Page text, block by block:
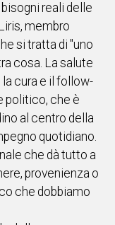
reali delle
membro
si tratta di "uno
cosa. La salute
cura e il follow-
politico, che è
al centro della
quotidiano.
che dà tutto a
provenienza o
che dobbiamo